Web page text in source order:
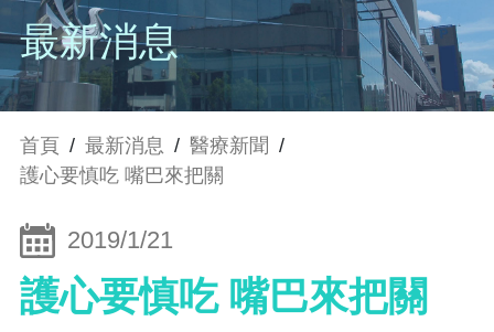
最新消息
首頁 / 最新消息 / 醫療新聞 /
護心要慎吃 嘴巴來把關
2019/1/21
護心要慎吃 嘴巴來把關